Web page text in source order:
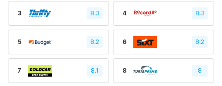
3 8.3 4 8.3
5 8.2 6 8.2
7 8.1 8 8